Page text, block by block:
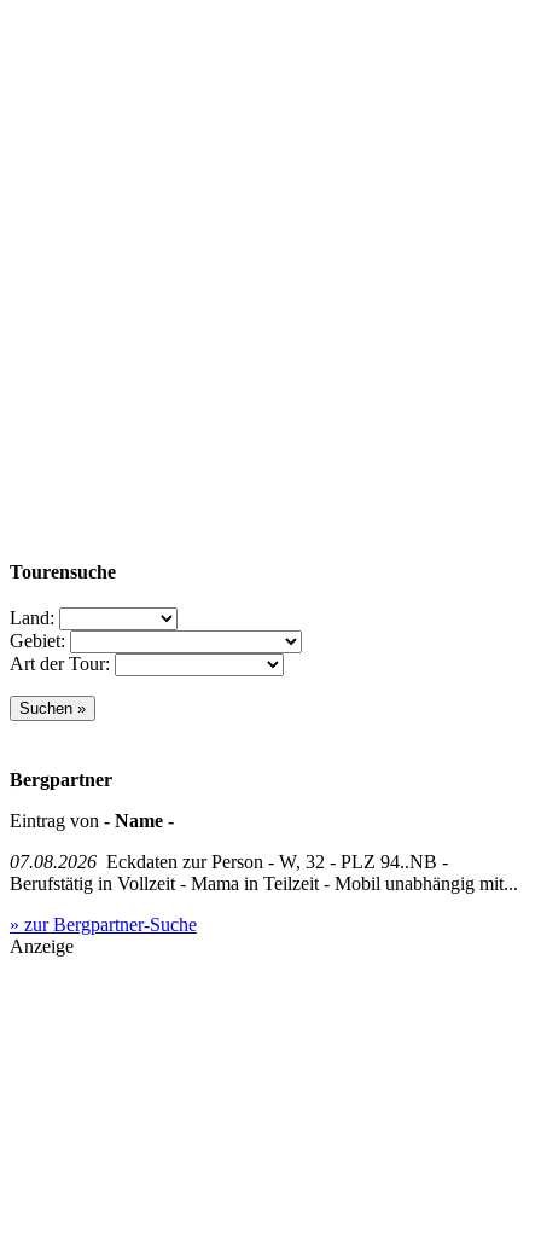
Tourensuche
Land:
Gebiet:
Art der Tour:
Bergpartner
Eintrag von - Name -
07.08.2026 Eckdaten zur Person - W, 32 - PLZ 94..NB -
Berufstätig in Vollzeit - Mama in Teilzeit - Mobil unabhängig mit...
» zur Bergpartner-Suche
Anzeige